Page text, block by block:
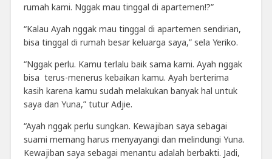
rumah kami. Nggak mau tinggal di apartemen!?”
“Kalau Ayah nggak mau tinggal di apartemen sendirian,
bisa tinggal di rumah besar keluarga saya,” sela Yeriko.
“Nggak perlu. Kamu terlalu baik sama kami. Ayah nggak
bisa terus-menerus kebaikan kamu. Ayah berterima
kasih karena kamu sudah melakukan banyak hal untuk
saya dan Yuna,” tutur Adjie.
“Ayah nggak perlu sungkan. Kewajiban saya sebagai
suami memang harus menyayangi dan melindungi Yuna.
Kewajiban saya sebagai menantu adalah berbakti. Jadi,